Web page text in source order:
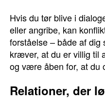
Hvis du tør blive i
eller angribe, kan
forståelse – både af dig
kræver, at du er villig til
og være åben for, at du
Relationer, der